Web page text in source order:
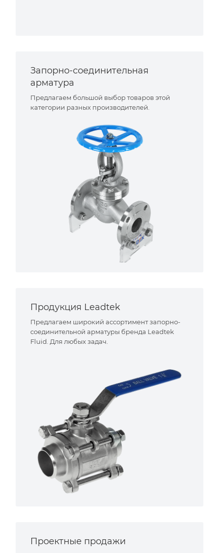
Запорно-соединительная
арматура
Предлагаем большой выбор товаров этой
категории разных производителей.
Продукция Leadtek
Предлагаем широкий ассортимент запорно-
соединительной арматуры бренда Leadtek
Fluid. Для любых задач.
Проектные продажи